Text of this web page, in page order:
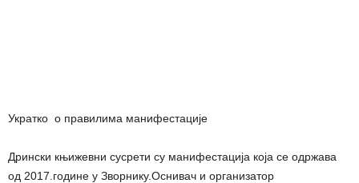
Укратко о правилима манифестације
Дрински књижевни сусрети су манифестација која се одржава
од 2017.године у Зворнику.Оснивач и организатор